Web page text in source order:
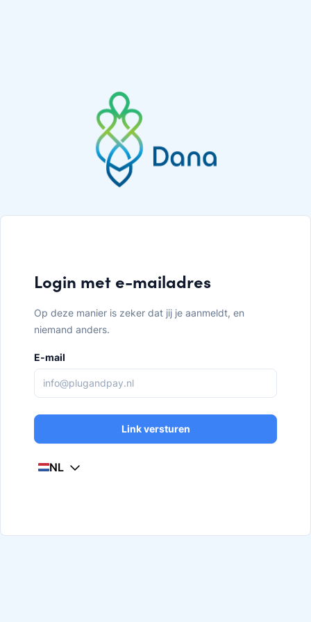
Login met e-mailadres
Op deze manier is zeker dat jij je aanmeldt, en
niemand anders.
E-mail
Link versturen
NL